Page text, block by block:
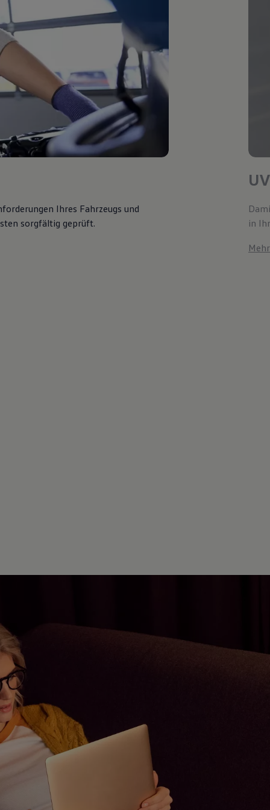
Ihres Fahrzeugs und
sorgfältig geprüft.
in